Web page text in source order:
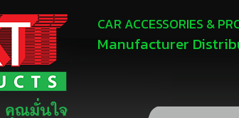
CAR ACCESSORIES &
Manufacturer